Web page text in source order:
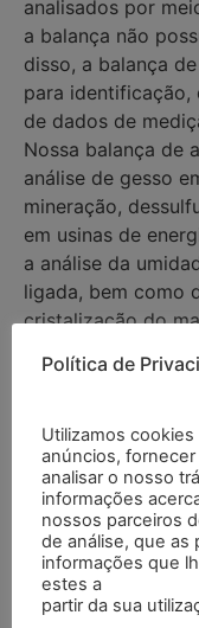
analisados por
a balança não
disso, a balança
para identificação,
de dados de
Nossa balança de
análise de gesso
mineração,
em usinas de
a análise da
ligada, bem como
cristalização do
– Faixa de
– Peso mínimo da
– Volume máximo
– Interior do
– 2 aquecedores:
– Temperatura de
– Temperatura de
Política de
Utilizamos
anúncios,
analisar o nosso
informações
nossos parceiros
de análise, que as
informações que
estes a
partir da sua